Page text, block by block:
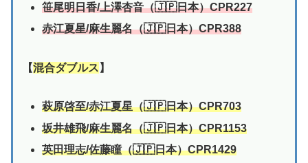
笹尾明日香/上澤杏音（🇯🇵日本）CPR227
赤江夏星/麻生麗名（🇯🇵日本）CPR388
【混合ダブルス 】
萩原啓至/赤江夏星（🇯🇵日本）CPR703
坂井雄飛/麻生麗名（🇯🇵日本）CPR1153
英田理志/佐藤瞳（🇯🇵日本）CPR1429